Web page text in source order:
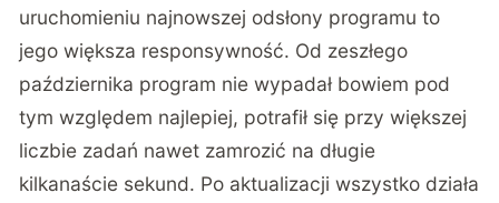
uruchomieniu najnowszej odsłony programu to
jego większa responsywność. Od zeszłego
października program nie wypadał bowiem pod
tym względem najlepiej, potrafił się przy większej
liczbie zadań nawet zamrozić na długie
kilkanaście sekund. Po aktualizacji wszystko działa